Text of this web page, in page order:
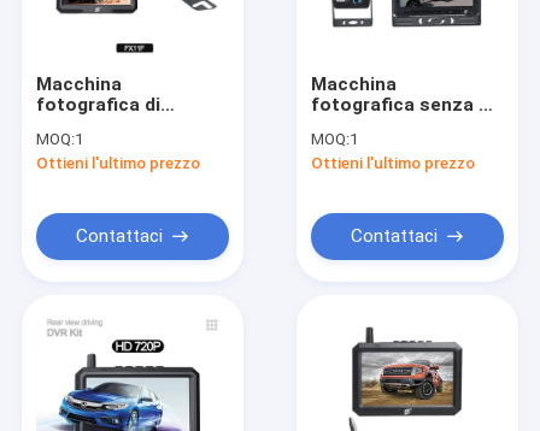
prodotti
Chi siamo
Macchina
fotografica di
chiara visione
notturna con la lega
MOQ:1
Ottieni l'ultimo prezzo
Contattaci
Macchina
fotografica senza fili
camion della lega di
alluminio
MOQ:1
Ottieni l'ultimo prezzo
Contattaci